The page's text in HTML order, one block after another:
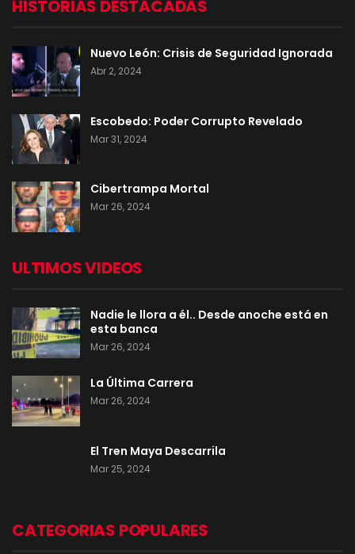
HISTORIAS DESTACADAS
Nuevo León: Crisis de Seguridad Ignorada
Abr 2, 2024
Escobedo: Poder Corrupto Revelado
Mar 31, 2024
Cibertrampa Mortal
Mar 26, 2024
ULTIMOS VIDEOS
Nadie le llora a él.. Desde anoche está en
esta banca
Mar 26, 2024
La Última Carrera
Mar 26, 2024
El Tren Maya Descarrila
Mar 25, 2024
CATEGORIAS POPULARES